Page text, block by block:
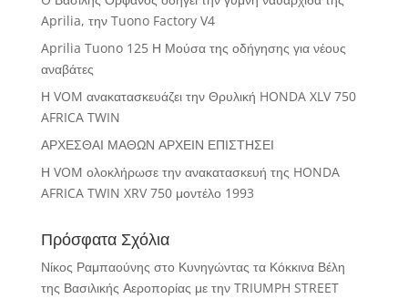
Aprilia, την Tuono Factory V4
Aprilia Tuono 125 Η Μούσα της οδήγησης για νέους
αναβάτες
Η VOM ανακατασκευάζει την Θρυλική HONDA XLV 750
AFRICA TWIN
ΑΡΧΕΣΘΑΙ ΜΑΘΩΝ ΑΡΧΕΙΝ ΕΠΙΣΤΗΣΕΙ
Η VOM ολοκλήρωσε την ανακατασκευή της HONDA
AFRICA TWIN XRV 750 μοντέλο 1993
Πρόσφατα Σχόλια
Νίκος Ραμπαούνης στο Κυνηγώντας τα Κόκκινα Βέλη
της Βασιλικής Αεροπορίας με την TRIUMPH STREET